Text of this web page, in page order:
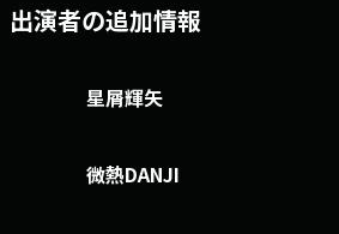
出演者の追加情報
星屑輝矢
微熱DANJI